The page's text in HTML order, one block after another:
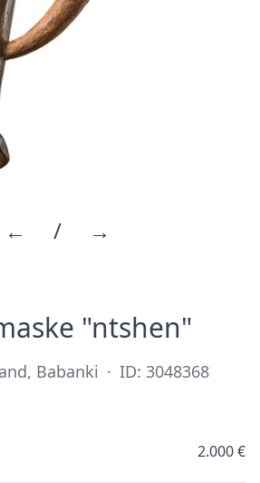
← / →
"ntshen"
Babanki · ID: 3048368
2.000 €